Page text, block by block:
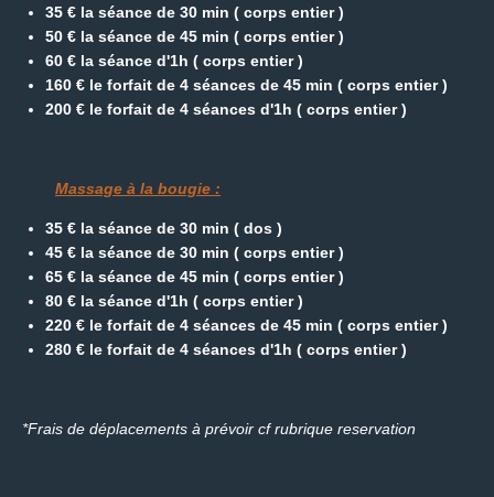
35 € la séance de 30 min ( corps entier )
50 € la séance de 45 min ( corps entier )
60 € la séance d'1h ( corps entier )
160 € le forfait de 4 séances de 45 min ( corps entier )
200 € le forfait de 4 séances d'1h ( corps entier )
Massage à la bougie :
35 € la séance de 30 min ( dos )
45 € la séance de 30 min ( corps entier )
65 € la séance de 45 min ( corps entier )
80 € la séance d'1h ( corps entier )
220 € le forfait de 4 séances de 45 min ( corps entier )
280 € le forfait de 4 séances d'1h ( corps entier )
*Frais de déplacements à prévoir cf rubrique reservation